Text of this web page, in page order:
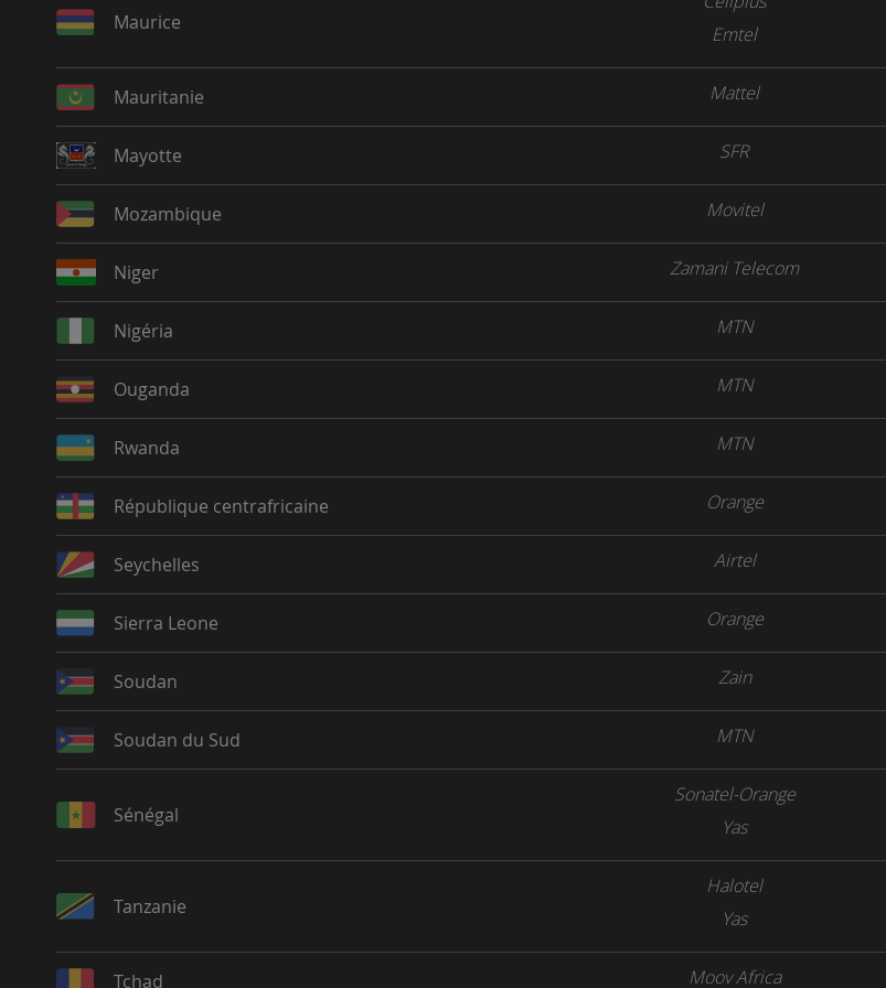
Maurice
Emtel
Mauritanie Mattel
Mayotte SFR
Mozambique Movitel
Niger Zamani Telecom
Nigéria MTN
Ouganda MTN
Rwanda MTN
République centrafricaine Orange
Seychelles Airtel
Sierra Leone Orange
Soudan Zain
Soudan du Sud MTN
Sénégal
Sonatel-Orange
Yas
Tanzanie
Halotel
Yas
Tchad Moov Africa